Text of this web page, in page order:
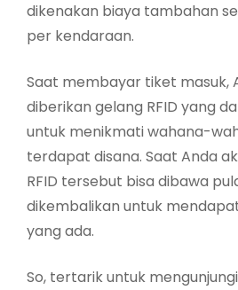
dikenakan biaya tambahan
per kendaraan.
Saat membayar tiket masuk,
diberikan gelang RFID yang
untuk menikmati wahana-
terdapat disana. Saat Anda
RFID tersebut bisa dibawa
dikembalikan untuk
yang ada.
So, tertarik untuk